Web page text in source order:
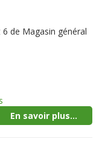
de Magasin général
En savoir plus...